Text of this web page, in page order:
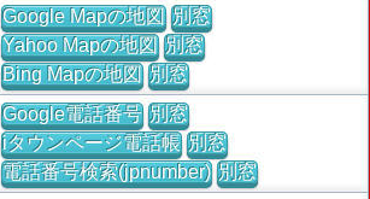
Google Mapの地図 別窓
Yahoo Mapの地図 別窓
Bing Mapの地図 別窓
Google電話番号 別窓
iタウンページ電話帳 別窓
電話番号検索(jpnumber) 別窓